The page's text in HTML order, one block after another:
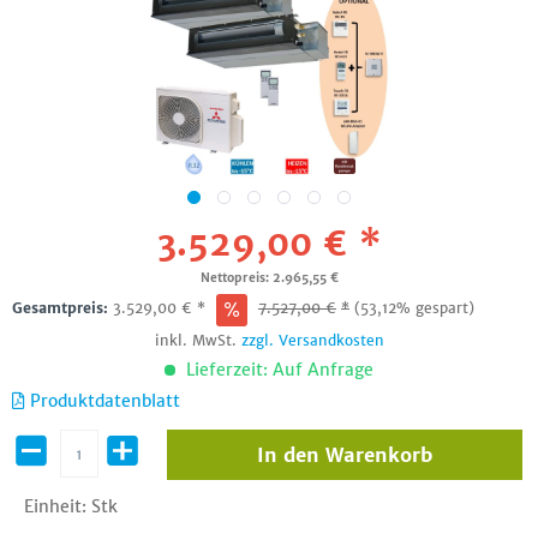
3.529,00 € *
Nettopreis: 2.965,55 €
Gesamtpreis: 3.529,00 € * 7.527,00€ * (53,12% gespart)
inkl. MwSt. zzgl. Versandkosten
Lieferzeit: Auf Anfrage
Produktdatenblatt
Einheit: Stk
In den Warenkorb